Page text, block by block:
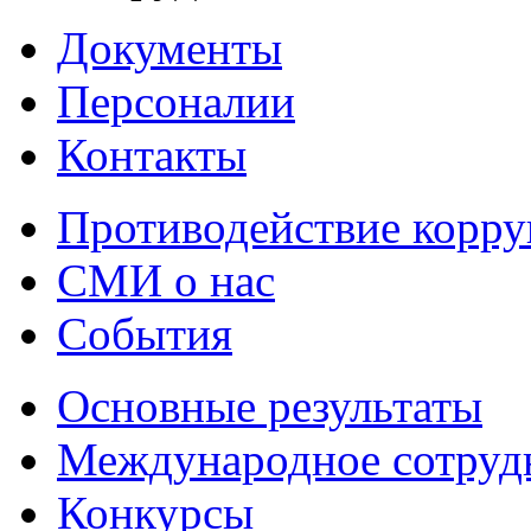
Документы
Персоналии
Контакты
Противодействие
СМИ о нас
События
Основные результаты
Международное
Конкурсы